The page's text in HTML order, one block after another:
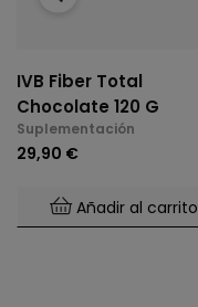
IVB Fiber Total
Chocolate 120 G
Suplementación
29,90 €
Añadir al carrito